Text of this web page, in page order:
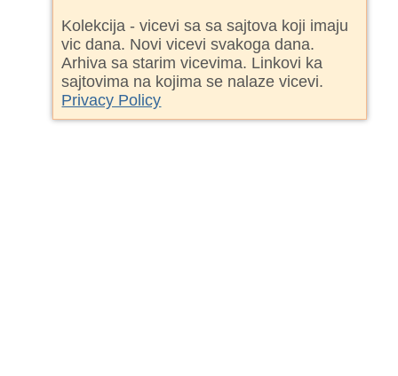
Kolekcija - vicevi sa sa sajtova koji imaju
vic dana. Novi vicevi svakoga dana.
Arhiva sa starim vicevima. Linkovi ka
sajtovima na kojima se nalaze vicevi.
Privacy Policy